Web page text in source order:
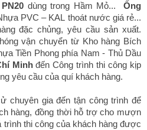
PN20 dùng trong Hầm Mỏ...Ống
PVC – KAL thoát nước giá rẻ...
đặc chủng, yêu cầu sản xuất.
vận chuyển từ Kho hàng Bích
Tiền Phong phía Nam - Thủ Dầu
Minhđến Công trình thi công kịp
yêu cầu của quí khách hàng.
chuyên gia đến tận công trình để
hàng, đồng thời hỗ trợ cho mượn
trình thi công của khách hàng được